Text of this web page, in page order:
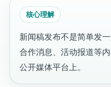
核心理解
新闻稿发布不是简单发
合作消息、活动报道等
公开媒体平台上。